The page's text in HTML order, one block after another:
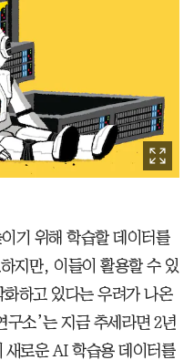
기 위해 학습할 데이터를
지만, 이들이 활용할 수 있
하고 있다는 우려가 나온
소’는 지금 추세라면 2년
새로운 AI 학습용 데이터를